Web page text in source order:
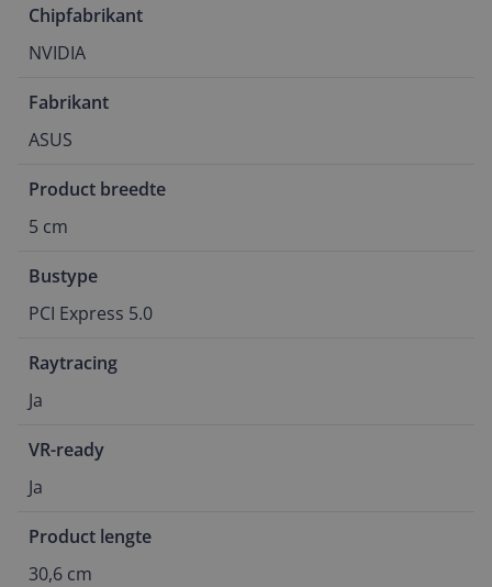
Chipfabrikant
NVIDIA
Fabrikant
ASUS
Product breedte
5 cm
Bustype
PCI Express 5.0
Raytracing
Ja
VR-ready
Ja
Product lengte
30,6 cm